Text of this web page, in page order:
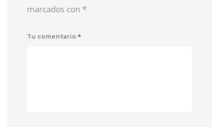
marcados con *
Tu comentario *